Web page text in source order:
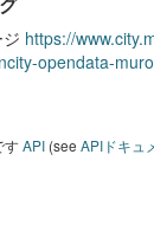
https://
opendata-
すAPI (see APIドキュ